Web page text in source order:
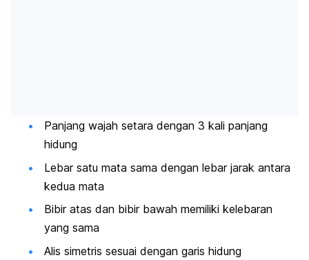
Panjang wajah setara dengan 3 kali panjang
hidung
Lebar satu mata sama dengan lebar jarak antara
kedua mata
Bibir atas dan bibir bawah memiliki kelebaran
yang sama
Alis simetris sesuai dengan garis hidung